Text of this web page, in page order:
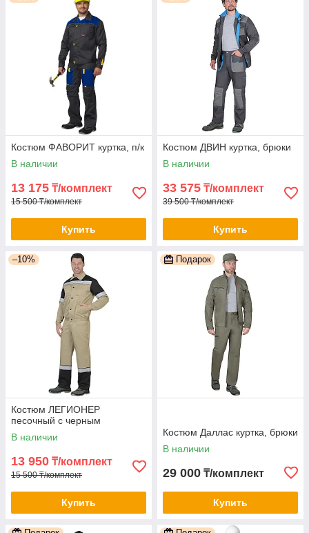
Костюм ФАВОРИТ куртка, п/к
В наличии
13 175 ₸/комплект
15 500 ₸/комплект
Купить
Костюм ДВИН куртка, брюки
В наличии
33 575 ₸/комплект
39 500 ₸/комплект
Купить
–10%
Костюм ЛЕГИОНЕР
песочный с черным
В наличии
13 950 ₸/комплект
15 500 ₸/комплект
Купить
Подарок
Костюм Даллас куртка, брюки
В наличии
29 000 ₸/комплект
Купить